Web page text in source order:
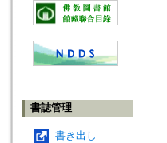
書誌管理
書き出し